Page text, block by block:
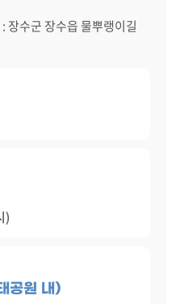
장수군 장수읍 물뿌랭이길
)
공원 내)